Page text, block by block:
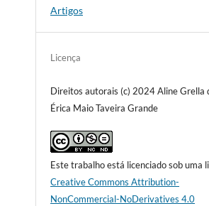
Artigos
Licença
Direitos autorais (c) 2024 Aline Grella
Érica Maio Taveira Grande
Este trabalho está licenciado sob uma
Creative Commons Attribution-
NonCommercial-NoDerivatives 4.0